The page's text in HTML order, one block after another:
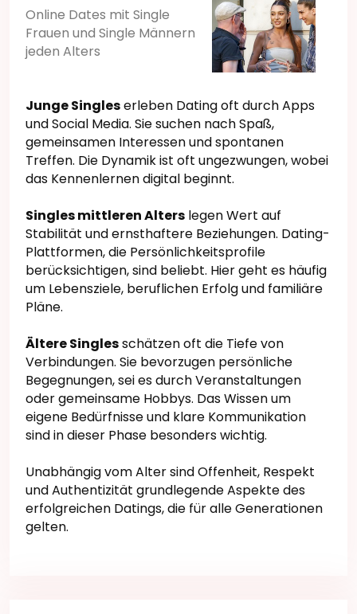
Online Dates mit Single
Frauen und Single Männern
jeden Alters
Junge Singleserleben Dating oft durch Apps
und Social Media. Sie suchen nach Spaß,
gemeinsamen Interessen und spontanen
Treffen. Die Dynamik ist oft ungezwungen, wobei
das Kennenlernen digital beginnt.
Singles mittleren Alters legen Wert auf
Stabilität und ernsthaftere Beziehungen. Dating-
Plattformen, die Persönlichkeitsprofile
berücksichtigen, sind beliebt. Hier geht es häufig
um Lebensziele, beruflichen Erfolg und familiäre
Pläne.
Ältere Singlesschätzen oft die Tiefe von
Verbindungen. Sie bevorzugen persönliche
Begegnungen, sei es durch Veranstaltungen
oder gemeinsame Hobbys. Das Wissen um
eigene Bedürfnisse und klare Kommunikation
sind in dieser Phase besonders wichtig.
Unabhängig vom Alter sind Offenheit, Respekt
und Authentizität grundlegende Aspekte des
erfolgreichen Datings, die für alle Generationen
gelten.